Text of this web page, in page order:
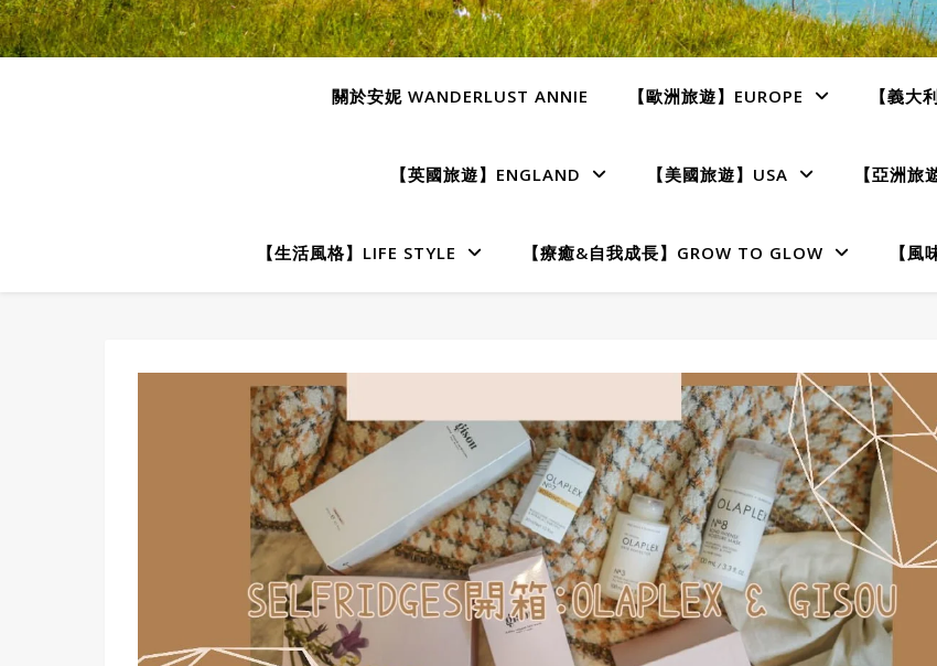
關於安妮 WANDERLUST ANNIE 【歐洲旅遊】EUROPE 【義大
【英國旅遊】ENGLAND 【美國旅遊】USA 【亞洲旅
【生活風格】LIFE STYLE 【療癒&自我成長】GROW TO GLOW 【風